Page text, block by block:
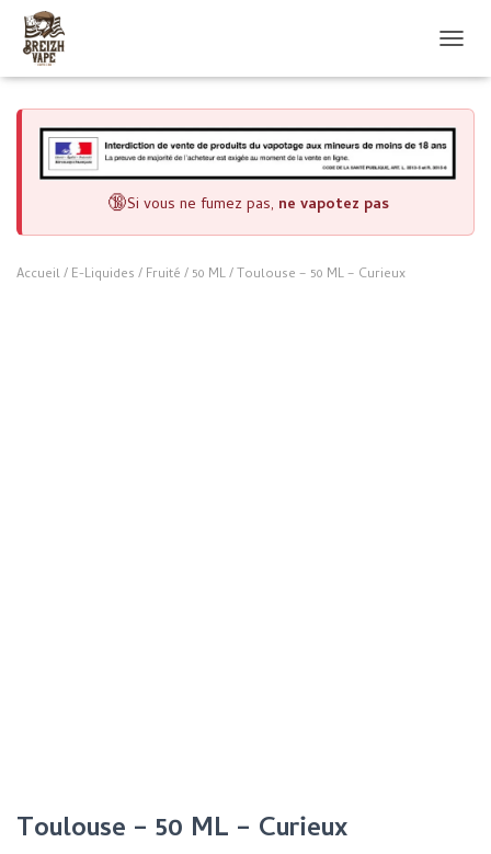
🔞Si vous ne fumez pas, ne vapotez pas
Accueil/ E-Liquides / Fruité / 50 ML/ Toulouse – 50 ML – Curieux
Toulouse – 50 ML – Curieux